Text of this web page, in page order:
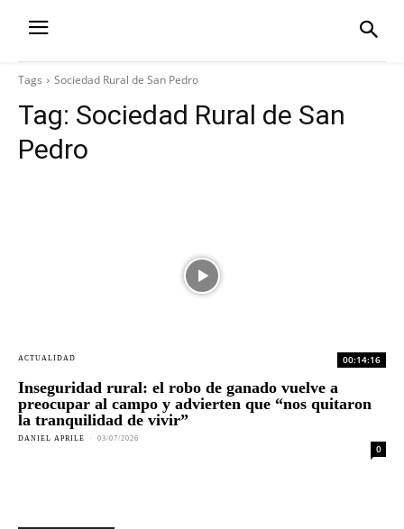
Tags Sociedad Rural de San Pedro
Tag: Sociedad Rural de San
Pedro
ACTUALIDAD 00:14:16
Inseguridad rural: el robo de ganado vuelve a
preocupar al campo y advierten que “nos quitaron
la tranquilidad de vivir”
DANIEL APRILE - 03/07/2026
0